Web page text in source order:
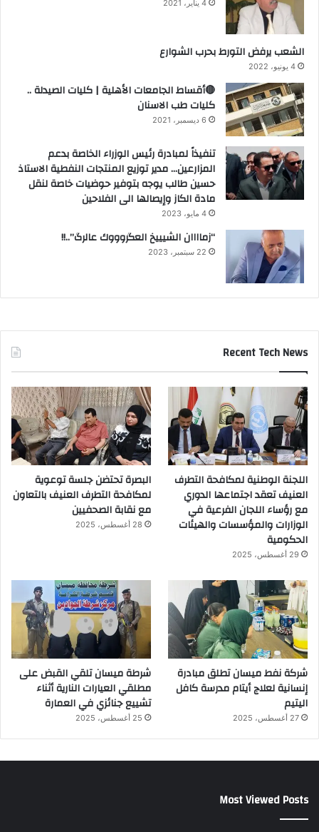
4 يناير، 2021
الشعب يرفض التورط بحرب الشوارع
4 يونيو، 2022
🔴أقساط الجامعات الأهلية | كليات الصيدلة ..
كليات طب الاسنان
6 ديسمبر، 2021
تنفيذاً لمبادرة رئيس الوزراء الخاصة بدعم
المزارعين… مدير توزيع المنتجات النفطية الاستاذ
حسين طالب يوجه بتوفير حوضيات خاصة لنقل
مادة الكاز وإيصالها الى الفلاحين
4 مايو، 2023
“زماااان الشيييخ العگروووك عالرگ”..!!
22 سبتمبر، 2023
Recent Tech News
اللجنة الوطنية لمكافحة التطرف
العنيف تعقد اجتماعها الدوري
مع رؤساء اللجان الفرعية في
الوزارات والمؤسسات والهيئات
الحكومية
29 أغسطس، 2025
البصرة تحتضن جلسة توعوية
لمكافحة التطرف العنيف بالتعاون
مع نقابة الصحفيين
28 أغسطس، 2025
شركة نفط ميسان تطلق مبادرة
إنسانية لعلاج أيتام مدرسة كافل
اليتيم
27 أغسطس، 2025
شرطة ميسان تلقي القبض على
مطلقي العيارات النارية أثناء
تشييع جنائزي في العمارة
25 أغسطس، 2025
Most Viewed Posts